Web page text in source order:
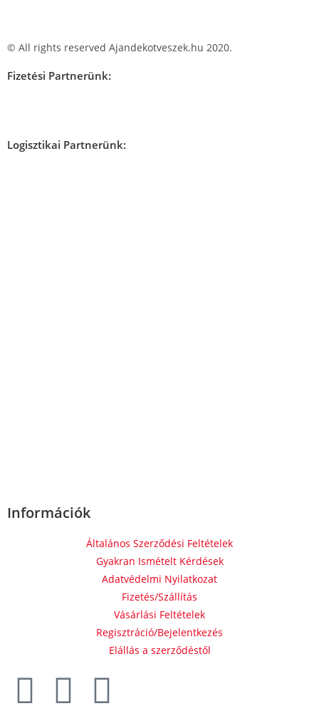
© All rights reserved Ajandekotveszek.hu 2020.
Fizetési Partnerünk:
Logisztikai Partnerünk:
Információk
Általános Szerződési Feltételek
Gyakran Ismételt Kérdések
Adatvédelmi Nyilatkozat
Fizetés/Szállítás
Vásárlási Feltételek
Regisztráció/Bejelentkezés
Elállás a szerződéstől